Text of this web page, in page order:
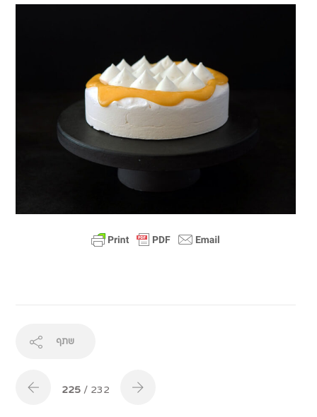
שתף
225 / 232